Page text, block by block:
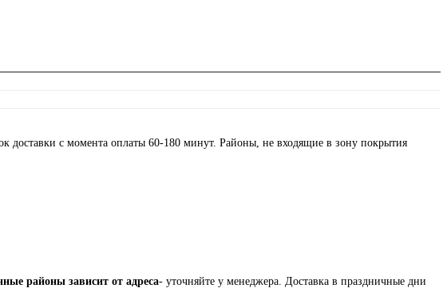
доставки с момента оплаты 60-180 минут. Районы, не входящие в зону покрытия
районы зависит от адреса- уточняйте у менеджера. Доставка в праздничные дни